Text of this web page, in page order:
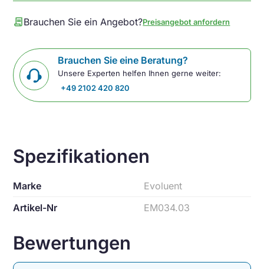
contractBrauchen Sie ein Angebot?Preisangebot anfordern
Brauchen Sie eine Beratung?
Unsere Experten helfen Ihnen gerne weiter:
+49 2102 420 820
Spezifikationen
Marke
Evoluent
Artikel-Nr
EM034.03
Bewertungen